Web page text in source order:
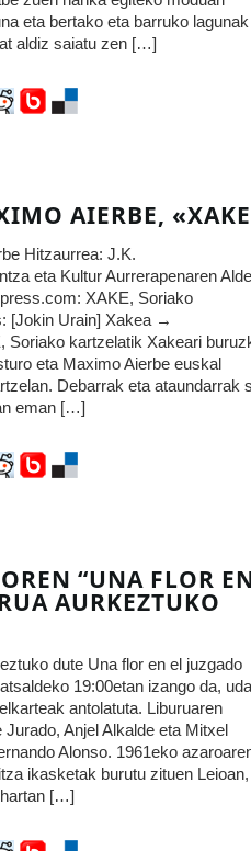
eta bertako eta barruko lagunak
aldiz saiatu zen […]
AIERBE,
Hitzaurrea: J.K.
eta Kultur Aurrerapenaren
XAKE, Soriako
[Jokin Urain] Xakea →
Soriako kartzelatik Xakeari
eta Maximo Aierbe euskal
Debarrak eta ataundarrak
eman […]
“UNA FLOR
AURKEZTUKO
dute Una flor en el juzgado
19:00etan izango da,
antolatuta. Liburuaren
Anjel Alkalde eta Mitxel
Alonso. 1961eko
ikasketak burutu zituen Leioan,
[…]